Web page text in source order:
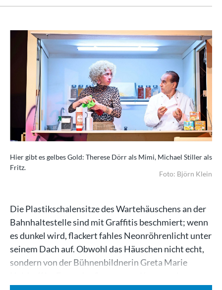
Hier gibt es gelbes Gold: Therese Dörr als Mimi, Michael Stiller als
Fritz.
Foto: Björn Klein
Die Plastikschalensitze des Wartehäuschens an der
Bahnhaltestelle sind mit Graffitis beschmiert; wenn
es dunkel wird, flackert fahles Neonröhrenlicht unter
seinem Dach auf. Obwohl das Häuschen nicht echt,
sondern von der Bühnenbildnerin Greta Marie